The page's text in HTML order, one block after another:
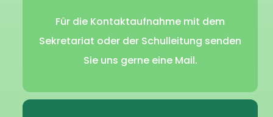
Für die Kontaktaufnahme mit dem
Sekretariat oder der Schulleitung senden
Sie uns gerne eine Mail.